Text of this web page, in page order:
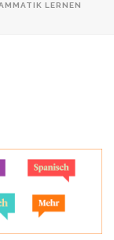
LERNEN